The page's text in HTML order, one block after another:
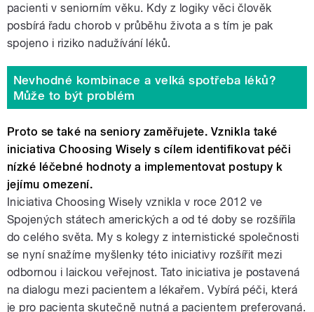
pacienti v seniorním věku. Kdy z logiky věci člověk
posbírá řadu chorob v průběhu života a s tím je pak
spojeno i riziko nadužívání léků.
Nevhodné kombinace a velká spotřeba léků?
Může to být problém
Proto se také na seniory zaměřujete. Vznikla také
iniciativa Choosing Wisely s cílem identifikovat péči
nízké léčebné hodnoty a implementovat postupy k
jejímu omezení.
Iniciativa Choosing Wisely vznikla v roce 2012 ve
Spojených státech amerických a od té doby se rozšířila
do celého světa. My s kolegy z internistické společnosti
se nyní snažíme myšlenky této iniciativy rozšířit mezi
odbornou i laickou veřejnost. Tato iniciativa je postavená
na dialogu mezi pacientem a lékařem. Vybírá péči, která
je pro pacienta skutečně nutná a pacientem preferovaná.